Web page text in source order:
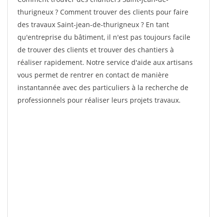
thurigneux ? Comment trouver des clients pour faire
des travaux Saint-jean-de-thurigneux ? En tant
qu'entreprise du bâtiment, il n'est pas toujours facile
de trouver des clients et trouver des chantiers à
réaliser rapidement. Notre service d'aide aux artisans
vous permet de rentrer en contact de manière
instantannée avec des particuliers à la recherche de
professionnels pour réaliser leurs projets travaux.